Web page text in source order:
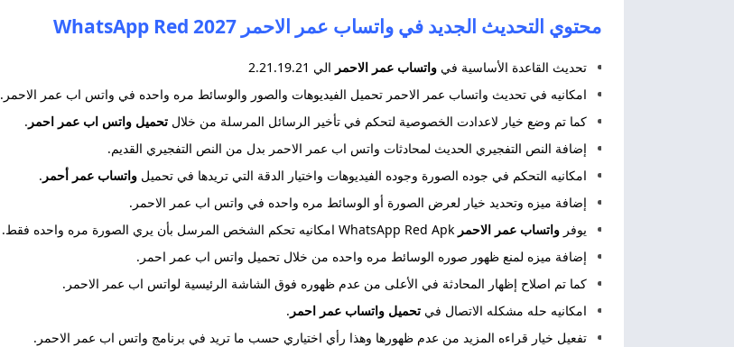
محتوي التحديث الجديد في واتساب عمر الاحمر 2027 WhatsApp Red
تحديث القاعدة الأساسية في واتساب عمر الاحمر الي 2.21.19.21
امكانيه في تحديث واتساب عمر الاحمر تحميل الفيديوهات والصور والوسائط مره واحده في واتس اب عمر الاحمر.
كما تم وضع خيار لاعدادت الخصوصية لتحكم في تأخير الرسائل المرسلة من خلال تحميل واتس اب عمر احمر .
إضافة النص التفجيري الحديث لمحادثات واتس اب عمر الاحمر بدل من النص التفجيري القديم.
امكانيه التحكم في جوده الصورة وجوده الفيديوهات واختيار الدقة التي تريدها في تحميل واتساب عمر أحمر .
إضافة ميزه وتحديد خيار لعرض الصورة أو الوسائط مره واحده في واتس اب عمر الاحمر.
يوفر واتساب عمر الاحمر
إضافة ميزه لمنع ظهور صوره الوسائط مره واحده من خلال تحميل واتس اب عمر احمر.
كما تم اصلاح إظهار المحادثة في الأعلى من عدم ظهوره فوق الشاشة الرئيسية لواتس اب عمر الاحمر.
امكانيه حله مشكله الاتصال في تحميل واتساب عمر احمر .
تفعيل خيار قراءه المزيد من عدم ظهورها وهذا رأي اختياري حسب ما تريد في برنامج واتس اب عمر الاحمر.